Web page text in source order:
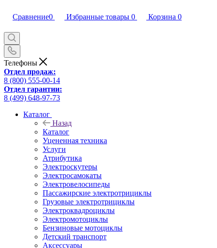
Сравнение0 Избранные товары 0 Корзина 0
Телефоны
Отдел продаж:
8 (800) 555-00-14
Отдел гарантии:
8 (499) 648-97-73
Каталог
Назад
Каталог
Уцененная техника
Услуги
Атрибутика
Электроскутеры
Электросамокаты
Электровелосипеды
Пассажирские электротрициклы
Грузовые электротрициклы
Электроквадроциклы
Электромотоциклы
Бензиновые мотоциклы
Детский транспорт
Аксессуары